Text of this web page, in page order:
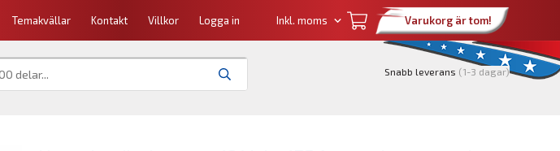
Temakvällar Kontakt Villkor Logga in Varukorg är tom!
Snabb leverans (1-3 dagar)